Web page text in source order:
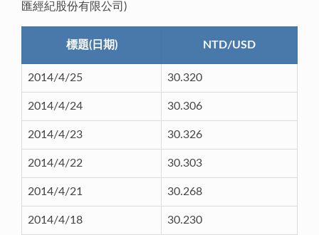
匯經紀股份有限公司)
標題(日期) NTD/USD
2014/4/25 30.320
2014/4/24 30.306
2014/4/23 30.326
2014/4/22 30.303
2014/4/21 30.268
2014/4/18 30.230